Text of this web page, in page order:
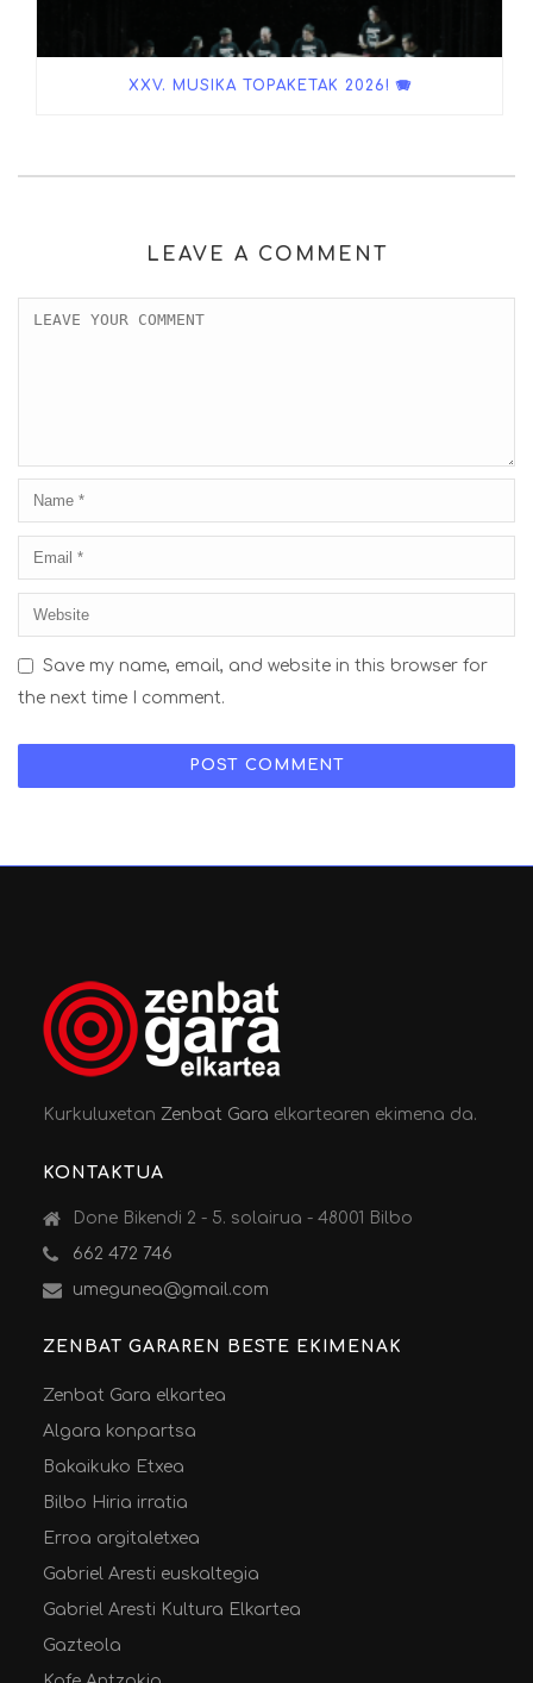
XXV. MUSIKA TOPAKETAK 2026! 🪗
LEAVE A COMMENT
Save my name, email, and website in this browser for
the next time I comment.
KurkuluxetanZenbat Gara elkartearen ekimena da.
KONTAKTUA
Done Bikendi 2 - 5. solairua - 48001 Bilbo
662 472 746
umegunea@gmail.com
ZENBAT GARAREN BESTE EKIMENAK
Zenbat Gara elkartea
Algara konpartsa
Bakaikuko Etxea
Bilbo Hiria irratia
Erroa argitaletxea
Gabriel Aresti euskaltegia
Gabriel Aresti Kultura Elkartea
Gazteola